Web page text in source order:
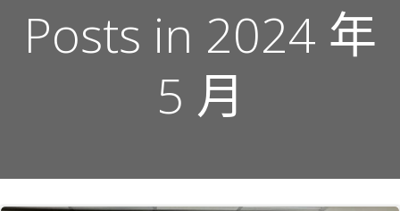
Posts in 2024 年
5 月